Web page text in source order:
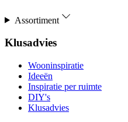
Assortiment
Klusadvies
Wooninspiratie
Ideeën
Inspiratie per ruimte
DIY's
Klusadvies